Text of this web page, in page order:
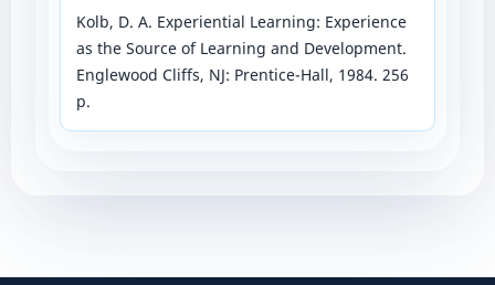
Kolb, D. A. Experiential Learning: Experience
as the Source of Learning and Development.
Englewood Cliffs, NJ: Prentice-Hall, 1984. 256
p.